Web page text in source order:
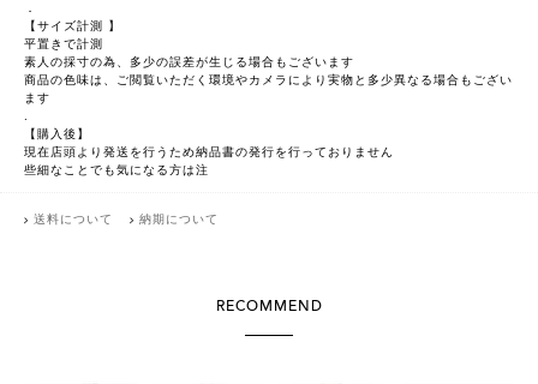
．
【サイズ計測 】
平置きで計測
素人の採寸の為、多少の誤差が生じる場合もございます
商品の色味は、ご閲覧いただく環境やカメラにより実物と多少異なる場合もござい
ます
.
【購入後】
現在店頭より発送を行うため納品書の発行を行っておりません
些細なことでも気になる方は注
送料について 納期について
RECOMMEND